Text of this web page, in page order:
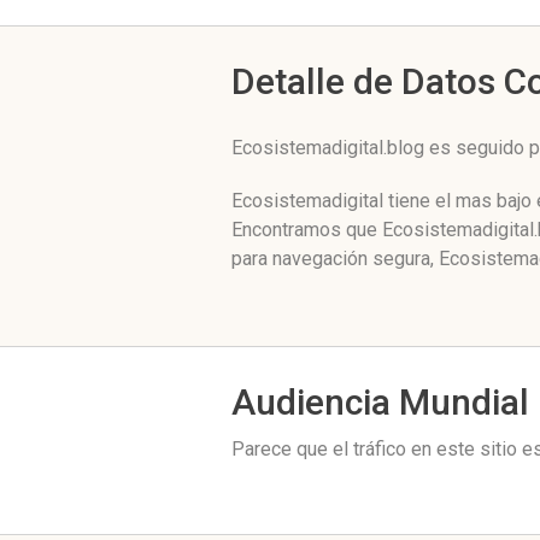
Detalle de Datos
Ecosistemadigital.blog es seguido
Ecosistemadigital tiene el mas bajo
Encontramos que
para navegación segura,
Audiencia Mundial
Parece que el tráfico en este sitio